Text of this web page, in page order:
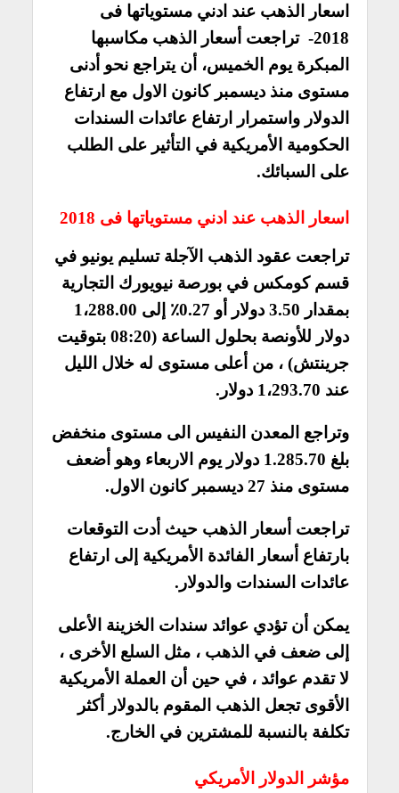
اسعار الذهب عند ادني مستوياتها فى
2018- تراجعت أسعار الذهب مكاسبها
المبكرة يوم الخميس، أن يتراجع نحو أدنى
مستوى منذ ديسمبر كانون الاول مع ارتفاع
الدولار واستمرار ارتفاع عائدات السندات
الحكومية الأمريكية في التأثير على الطلب
على السبائك.
اسعار الذهب عند ادني مستوياتها فى 2018
تراجعت عقود الذهب الآجلة تسليم يونيو في
قسم كومكس في بورصة نيويورك التجارية
بمقدار 3.50 دولار أو 0.27٪ إلى 1،288.00
دولار للأونصة بحلول الساعة (08:20 بتوقيت
جرينتش) ، من أعلى مستوى له خلال الليل
عند 1،293.70 دولار.
وتراجع المعدن النفيس الى مستوى منخفض
بلغ 1.285.70 دولار يوم الاربعاء وهو أضعف
مستوى منذ 27 ديسمبر كانون الاول.
تراجعت أسعار الذهب حيث أدت التوقعات
بارتفاع أسعار الفائدة الأمريكية إلى ارتفاع
عائدات السندات والدولار.
يمكن أن تؤدي عوائد سندات الخزينة الأعلى
إلى ضعف في الذهب ، مثل السلع الأخرى ،
لا تقدم عوائد ، في حين أن العملة الأمريكية
الأقوى تجعل الذهب المقوم بالدولار أكثر
تكلفة بالنسبة للمشترين في الخارج.
مؤشر الدولار الأمريكي